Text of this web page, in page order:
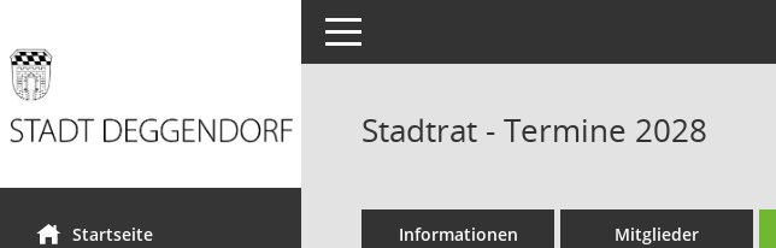
Startseite
Toggle navigation
Stadtrat - Termine 2028
Informationen Mitglieder